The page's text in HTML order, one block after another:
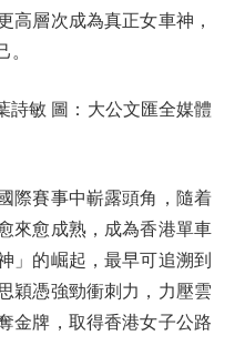
層次成為真正女車神，
。
敏 圖：大公文匯全媒體
賽事中嶄露頭角，隨着
來愈成熟，成為香港單車
」的崛起，最早可追溯到
穎憑強勁衝刺力，力壓雲
金牌，取得香港女子公路